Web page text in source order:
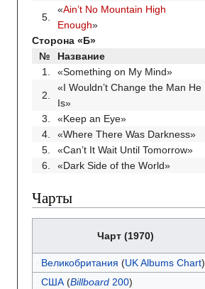
5.
«Ain’t No Mountain High
Enough»
Сторона «Б»
№
Название
1.
«Something on My Mind»
2.
«I Wouldn’t Change the Man He
Is»
3. «Keep an Eye»
4.
«Where There Was Darkness»
5.
«Can’t It Wait Until Tomorrow»
6.
«Dark Side of the World»
Чарты
Чарт (1970)
Великобритания (UK Albums Chart)
США(Billboard200)